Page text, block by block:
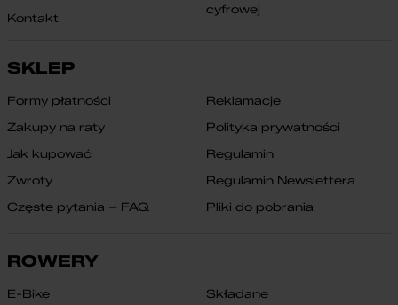
Kontakt
cyfrowej
SKLEP
Formy płatności
Zakupy na raty
Jak kupować
Zwroty
Częste pytania – FAQ
Reklamacje
Polityka prywatności
Regulamin
Regulamin Newslettera
Pliki do pobrania
ROWERY
E-Bike
Składane